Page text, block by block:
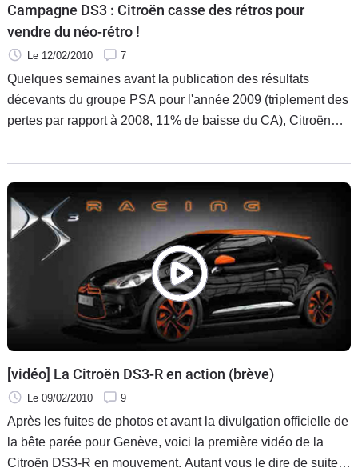
Campagne DS3 : Citroën casse des rétros pour
vendre du néo-rétro !
Le 12/02/2010 7
Quelques semaines avant la publication des résultats
décevants du groupe PSA pour l'année 2009 (triplement des
pertes par rapport à 2008, 11% de baisse du CA), Citroën
Élysée pour
[vidéo] La Citroën DS3-R en action (brève)
Le 09/02/2010 9
Après les fuites de photos et avant la divulgation officielle de
la bête parée pour Genève, voici la première vidéo de la
Citroën DS3-R en mouvement. Autant vous le dire de suite,